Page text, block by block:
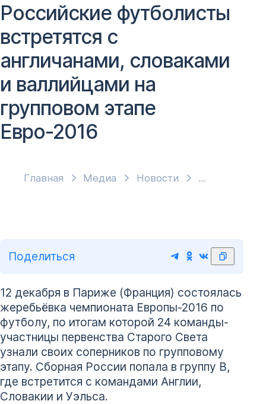
Главная Медиа Новости
Российские футболисты
встретятся с
англичанами, словаками
и валлийцами на
групповом этапе
Евро-2016
Поделиться
12 декабря в Париже (Франция) состоялась
жеребьёвка чемпионата Европы-2016 по
футболу, по итогам которой 24 команды-
участницы первенства Старого Света
узнали своих соперников по групповому
этапу. Сборная России попала в группу B,
где встретится с командами Англии,
Словакии и Уэльса.